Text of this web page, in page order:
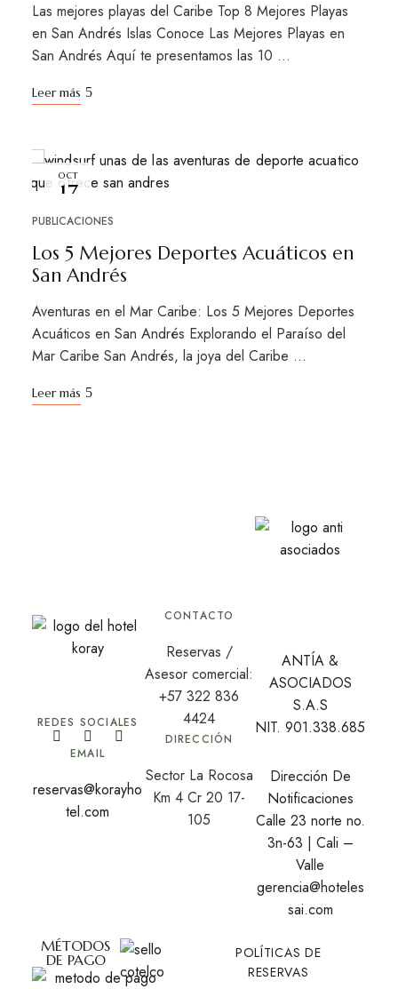
Las mejores playas del Caribe Top 8 Mejores Playas
en San Andrés Islas Conoce Las Mejores Playas en
San Andrés Aquí te presentamos las 10 …
Leer más
OCT
17
PUBLICACIONES
Los 5 Mejores Deportes Acuáticos en
San Andrés
Aventuras en el Mar Caribe: Los 5 Mejores Deportes
Acuáticos en San Andrés Explorando el Paraíso del
Mar Caribe San Andrés, la joya del Caribe …
Leer más
REDES SOCIALES
EMAIL
reservas@korayho
tel.com
CONTACTO
Reservas /
Asesor comercial:
+57 322 836
4424
DIRECCIÓN
Sector La Rocosa
Km 4 Cr 20 17-
105
ANTÍA &
ASOCIADOS
S.A.S
NIT. 901.338.685
Dirección De
Notificaciones
Calle 23 norte no.
3n-63 | Cali –
Valle
gerencia@hoteles
sai.com
MÉTODOS
DE PAGO
POLÍTICAS DE
RESERVAS